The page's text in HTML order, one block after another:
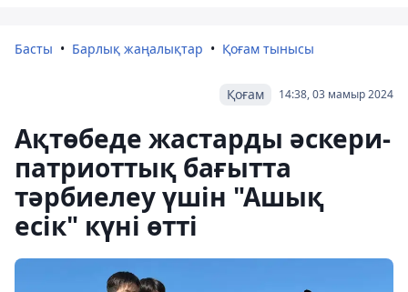
Басты Барлық жаңалықтар Қоғам тынысы
14:38, 03 мамыр 2024
Қоғам
Ақтөбеде жастарды әскери-
патриоттық бағытта
тәрбиелеу үшін "Ашық
есік" күні өтті